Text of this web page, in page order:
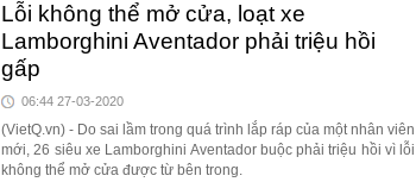
Lỗi không thể mở cửa, loạt xe
Lamborghini Aventador phải triệu hồi
gấp
06:44 27-03-2020
(VietQ.vn) - Do sai lầm trong quá trình lắp ráp của một nhân viên
mới, 26 siêu xe Lamborghini Aventador buộc phải triệu hồi vì lỗi
không thể mở cửa được từ bên trong.